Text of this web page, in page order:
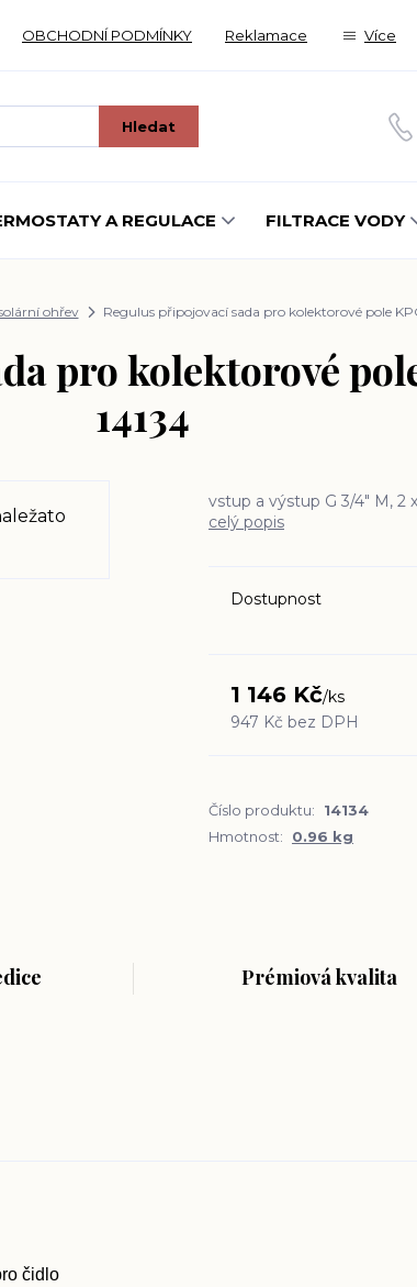
OBCHODNÍ PODMÍNKY Reklamace Více
Hledat
A REGULACE FILTRACE VODY
ohřev Regulus připojovací sada pro kolektorové pole
pro kolektorové
14134
vstup a výstup G 3/4" M, 2
celý popis
Dostupnost
1 146 Kč/ks
947 Kč bez DPH
Číslo produktu: 14134
Hmotnost:
0.96 kg
Prémiová kvalita
čidlo